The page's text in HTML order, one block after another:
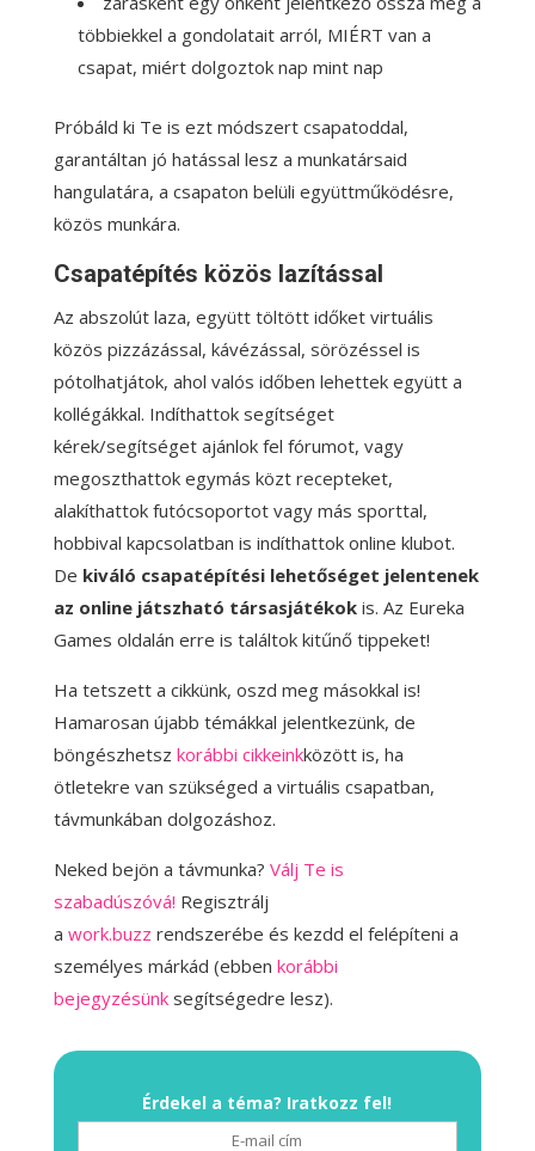
többiekkel a gondolatait arról, MIÉRT van a
csapat, miért dolgoztok nap mint nap
Próbáld ki Te is ezt módszert csapatoddal,
garantáltan jó hatással lesz a munkatársaid
hangulatára, a csapaton belüli együttműködésre,
közös munkára.
Csapatépítés közös lazítással
Az abszolút laza, együtt töltött időket virtuális
közös pizzázással, kávézással, sörözéssel is
pótolhatjátok, ahol valós időben lehettek együtt a
kollégákkal. Indíthattok segítséget
kérek/segítséget ajánlok fel fórumot, vagy
megoszthattok egymás közt recepteket,
alakíthattok futócsoportot vagy más sporttal,
hobbival kapcsolatban is indíthattok online klubot.
De kiváló csapatépítési lehetőséget jelentenek
az online játszható társasjátékokis. Az Eureka
Games oldalán erre is találtok kitűnő tippeket!
Ha tetszett a cikkünk, oszd meg másokkal is!
Hamarosan újabb témákkal jelentkezünk, de
böngészhetsz korábbi cikkeinkközött is, ha
ötletekre van szükséged a virtuális csapatban,
távmunkában dolgozáshoz.
Neked bejön a távmunka? Válj Te is
szabadúszóvá! Regisztrálj
a work.buzz rendszerébe és kezdd el felépíteni a
személyes márkád (ebben korábbi
bejegyzésünksegítségedre lesz).
Érdekel a téma? Iratkozz fel!